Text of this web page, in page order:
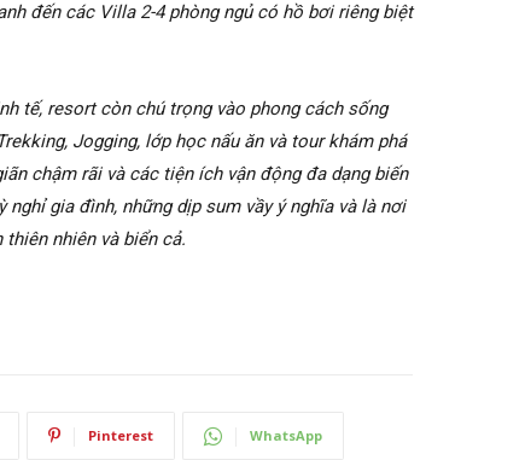
đến các Villa 2-4 phòng ngủ có hồ bơi riêng biệt
tế, resort còn chú trọng vào phong cách sống
Jogging, lớp học nấu ăn và tour khám phá
chậm rãi và các tiện ích vận động đa dạng biến
gia đình, những dịp sum vầy ý nghĩa và là nơi
thiên nhiên và biển cả.
Pinterest WhatsApp